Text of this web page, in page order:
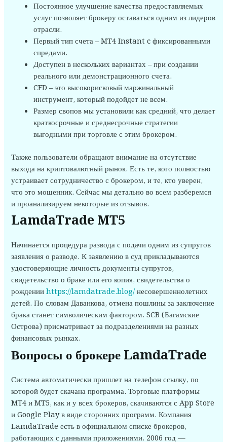
Постоянное улучшение качества предоставляемых
услуг позволяет брокеру оставаться одним из лидеров
отрасли.
Первый тип счета – MT4 Instant c фиксированными
спредами.
Доступен в нескольких вариантах – при создании
реального или демонстрационного счета.
CFD – это высокорисковый маржинальный
инструмент, который подойдет не всем.
Размер свопов мы установили как средний, что делает
краткосрочные и среднесрочные стратегии
выгодными при торговле с этим брокером.
Также пользователи обращают внимание на отсутствие
выхода на криптовалютный рынок. Есть те, кого полностью
устраивает сотрудничество с брокером, и те, кто уверен,
что это мошенник. Сейчас мы детально во всем разберемся
и проанализируем некоторые из отзывов.
LamdaTrade MT5
Начинается процедура развода с подачи одним из супругов
заявления о разводе. К заявлению в суд прикладываются
удостоверяющие личность документы супругов,
свидетельство о браке или его копия, свидетельства о
рожденииhttps://lamdatrade.blog/несовершеннолетних
детей. По словам Даванкова, отмена пошлины за заключение
брака станет символическим фактором. SCB (Багамские
Острова) присматривает за подразделениями на разных
финансовых рынках.
Вопросы о брокере LamdaTrade
Система автоматически пришлет на телефон ссылку, по
которой будет скачана программа. Торговые платформы
MT4 и MT5, как и у всех брокеров, скачиваются с App Store
и Google Play в виде сторонних программ. Компания
LamdaTrade есть в официальном списке брокеров,
работающих с данными приложениями. 2006 год —